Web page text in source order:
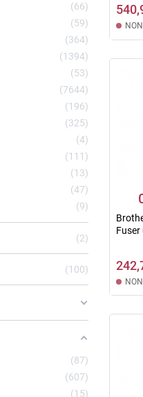
66
59
364
1394
53
7644
196
325
4
111
13
47
9
10915
762
167
478
2
100
87
607
15